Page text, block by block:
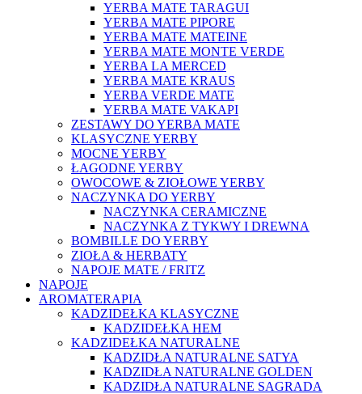
YERBA MATE TARAGUI
YERBA MATE PIPORE
YERBA MATE MATEINE
YERBA MATE MONTE VERDE
YERBA LA MERCED
YERBA MATE KRAUS
YERBA VERDE MATE
YERBA MATE VAKAPI
ZESTAWY DO YERBA MATE
KLASYCZNE YERBY
MOCNE YERBY
ŁAGODNE YERBY
OWOCOWE & ZIOŁOWE YERBY
NACZYNKA DO YERBY
NACZYNKA CERAMICZNE
NACZYNKA Z TYKWY I DREWNA
BOMBILLE DO YERBY
ZIOŁA & HERBATY
NAPOJE MATE / FRITZ
NAPOJE
AROMATERAPIA
KADZIDEŁKA KLASYCZNE
KADZIDEŁKA HEM
KADZIDEŁKA NATURALNE
KADZIDŁA NATURALNE SATYA
KADZIDŁA NATURALNE GOLDEN
KADZIDŁA NATURALNE SAGRADA